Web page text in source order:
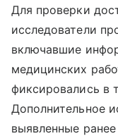
Для проверки
исследователи
включавшие
медицинских
фиксировались в
Дополнительное
выявленные